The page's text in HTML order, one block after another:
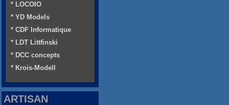
* LOCOIO
* YD Models
* CDF Informatique
* LDT Littfinski
* DCC concepts
* Krois-Modell
ARTISAN